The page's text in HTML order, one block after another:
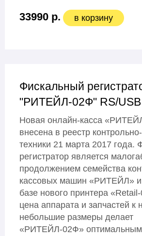
33990 р. в корзину
Фискальный
"РИТЕЙЛ-02Ф" RS/USB
Новая онлайн-касса
внесена в реестр
техники 21 марта 2017 года.
регистратор является
продолжением семейства
кассовых машин «РИТЕЙЛ» и
базе нового принтера
цена аппарата и запчастей к
небольшие размеры делает
«РИТЕЙЛ-02Ф» оптимальным